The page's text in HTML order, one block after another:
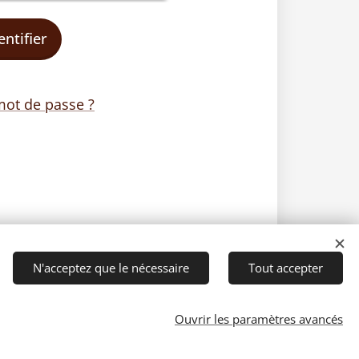
de passe ?
N'acceptez que le nécessaire Tout accepter
Ouvrir les paramètres avancés